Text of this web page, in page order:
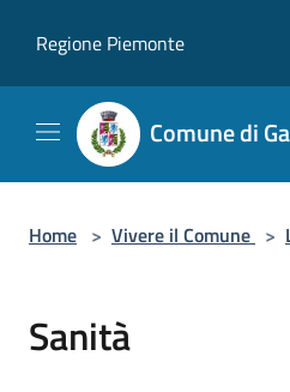
Regione Piemonte
Comune di
Home > Vivere il Comune >
Sanità